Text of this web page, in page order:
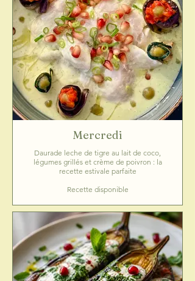
Mercredi
Daurade leche de tigre au lait de coco,
légumes grillés et crème de poivron : la
recette estivale parfaite
Recette disponible